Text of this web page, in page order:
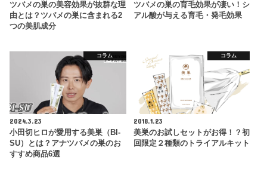
ツバメの巣の美容効果が抜群な理
由とは？ツバメの巣に含まれる2
つの美肌成分
ツバメの巣の育毛効果が凄い！シ
アル酸が与える育毛・発毛効果
コラム
2024.3.23
小田切ヒロが愛用する美巣（BI-
SU）とは？アナツバメの巣のお
すすめ商品6選
コラム
2018.1.23
美巣のお試しセットがお得！？初
回限定２種類のトライアルキット